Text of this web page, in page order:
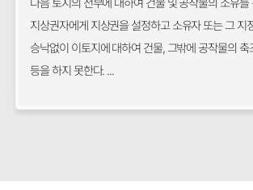
다음 토지의 전부에 대하여 건물 및 공작물의 소유를
지상권자에게 지상권을 설정하고 소유자 또는 그 지
승낙없이 이토지에 대하여 건물, 그밖에 공작물의 축
등을 하지 못한다. ...